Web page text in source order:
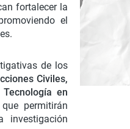
fortalecer la
el
de los
Civiles,
en
permitirán